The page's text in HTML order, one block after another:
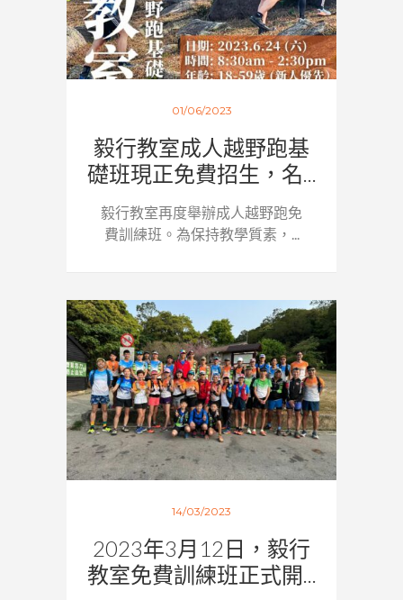
01/06/2023
毅行教室成人越野跑基
礎班現正免費招生，名...
毅行教室再度舉辦成人越野跑免
費訓練班。為保持教學質素，...
14/03/2023
2023年3月12日，毅行
教室免費訓練班正式開...